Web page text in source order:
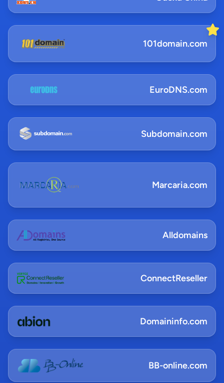
101domain.com
EuroDNS.com
Subdomain.com
Marcaria.com
Alldomains
ConnectReseller
Domaininfo.com
BB-online.com